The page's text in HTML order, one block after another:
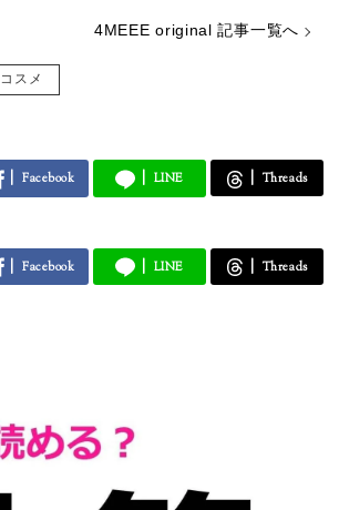
4MEEE original 記事一覧へ
コスメ
Facebook LINE Threads
Facebook LINE Threads